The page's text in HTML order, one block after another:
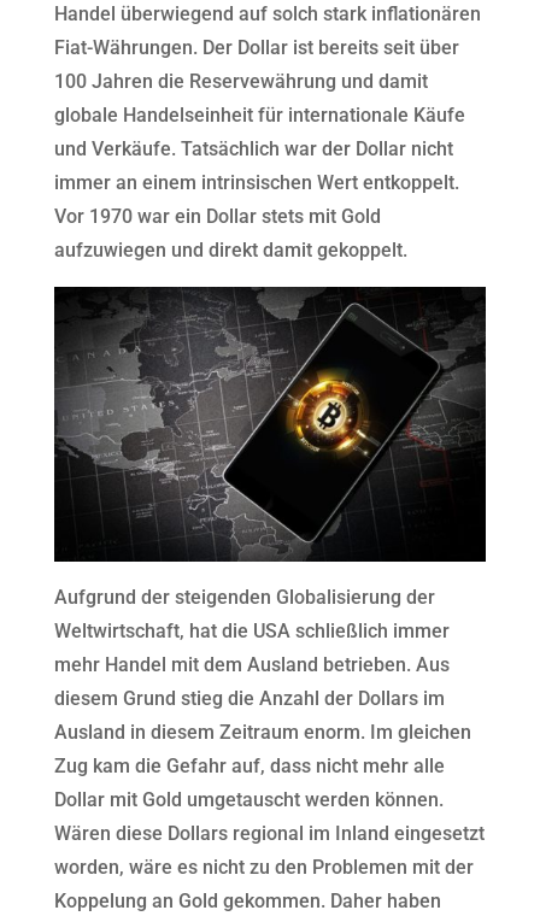
Handel überwiegend auf solch stark inflationären
Fiat-Währungen. Der Dollar ist bereits seit über
100 Jahren die Reservewährung und damit
globale Handelseinheit für internationale Käufe
und Verkäufe. Tatsächlich war der Dollar nicht
immer an einem intrinsischen Wert entkoppelt.
Vor 1970 war ein Dollar stets mit Gold
aufzuwiegen und direkt damit gekoppelt.
Aufgrund der steigenden Globalisierung der
Weltwirtschaft, hat die USA schließlich immer
mehr Handel mit dem Ausland betrieben. Aus
diesem Grund stieg die Anzahl der Dollars im
Ausland in diesem Zeitraum enorm. Im gleichen
Zug kam die Gefahr auf, dass nicht mehr alle
Dollar mit Gold umgetauscht werden können.
Wären diese Dollars regional im Inland eingesetzt
worden, wäre es nicht zu den Problemen mit der
Koppelung an Gold gekommen. Daher haben